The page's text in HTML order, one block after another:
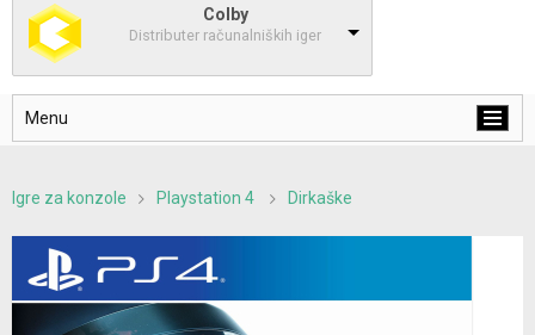
Colby
Distributer računalniških iger
Menu
Igre za konzole Playstation 4 Dirkaške